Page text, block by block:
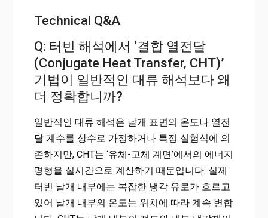
Technical Q&A
Q: 터빈 해석에서 ‘결합 열전달
(Conjugate Heat Transfer, CHT)’
기법이 일반적인 대류 해석보다 왜
더 정확합니까?
일반적인 대류 해석은 날개 표면의 온도나 열전
달 계수를 상수로 가정하거나 특정 실험식에 의
존하지만, CHT는 ‘유체-고체 계면’에서의 에너지
평형을 실시간으로 계산하기 때문입니다. 실제
터빈 날개 내부에는 복잡한 냉각 유로가 흐르고
있어 날개 내부의 온도는 위치에 따라 계속 변합